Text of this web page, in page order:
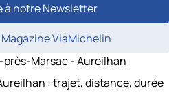
à notre Newsletter
ViaMichelin
Marsac - Aureilhan
: trajet, distance, durée